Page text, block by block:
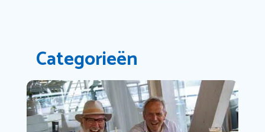
Categorieën